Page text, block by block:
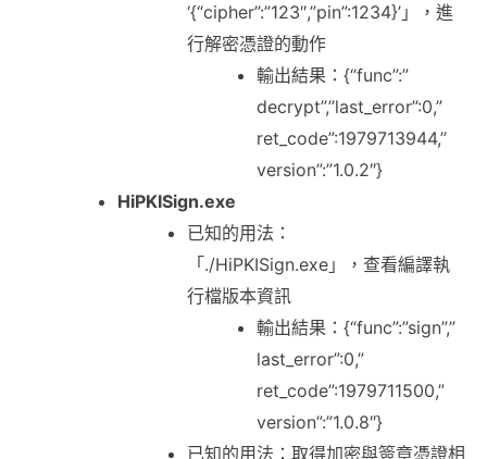
‘{“cipher”:”123″,”pin”:1234}’」，進
行解密憑證的動作
輸出結果：{“func”:”
decrypt”,”last_error”:0,”
ret_code”:1979713944,”
version”:”1.0.2″}
HiPKISign.exe
已知的用法：
「./HiPKISign.exe」，查看編譯執
行檔版本資訊
輸出結果：{“func”:”sign”,”
last_error”:0,”
ret_code”:1979711500,”
version”:”1.0.8″}
已知的用法：取得加密與簽章憑證相